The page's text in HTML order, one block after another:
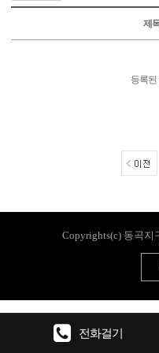
제
등록된
전화걸기
Copyrights(c) 동곡지